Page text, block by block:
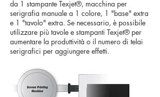
da 1 stampante Texjet®, macchina per
serigrafia manuale a 1 colore, 1 "base" extra
e 1 "tavolo" extra. Se necessario, è possibile
utilizzare più tavole e stampanti Texjet® per
aumentare la produttività o il numero di telai
serigrafici per aggiungere effetti.